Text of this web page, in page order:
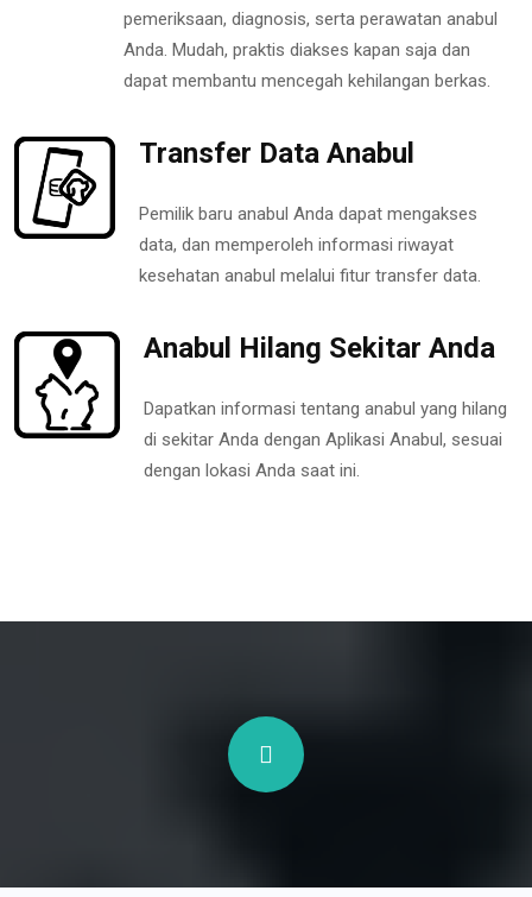
pemeriksaan, diagnosis, serta perawatan anabul
Anda. Mudah, praktis diakses kapan saja dan
dapat membantu mencegah kehilangan berkas.
Transfer Data Anabul
Pemilik baru anabul Anda dapat mengakses
data, dan memperoleh informasi riwayat
kesehatan anabul melalui fitur transfer data.
Anabul Hilang Sekitar Anda
Dapatkan informasi tentang anabul yang hilang
di sekitar Anda dengan Aplikasi Anabul, sesuai
dengan lokasi Anda saat ini.